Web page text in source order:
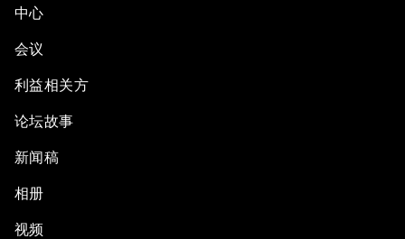
中心
会议
利益相关方
论坛故事
新闻稿
相册
视频